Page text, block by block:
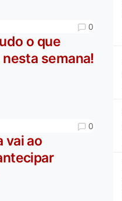
0
o que
semana!
0
vai ao